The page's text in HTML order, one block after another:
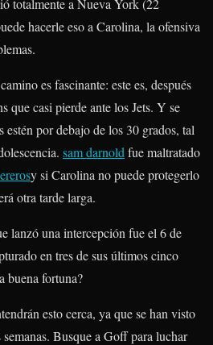
totalmente a Nueva York (22
hacerle eso a Carolina, la ofensiva
es fascinante: este es, después
que casi pierde ante los Jets. Y se
estén por debajo de los 30 grados, tal
sam darnold fue maltratado
y si Carolina no puede protegerlo
otra tarde larga.
lanzó una intercepción fue el 6 de
en tres de sus últimos cinco
buena fortuna?
esto cerca, ya que se han visto
Busque a Goff para luchar